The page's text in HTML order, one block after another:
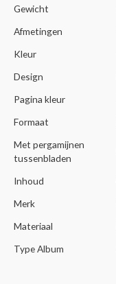
Gewicht
Afmetingen
Kleur
Design
Pagina kleur
Formaat
Met pergamijnen
tussenbladen
Inhoud
Merk
Materiaal
Type Album